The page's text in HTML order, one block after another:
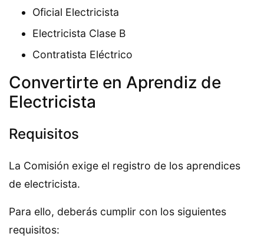
Oficial Electricista
Electricista Clase B
Contratista Eléctrico
Convertirte en Aprendiz de
Electricista
Requisitos
La Comisión exige el registro de los aprendices
de electricista.
Para ello, deberás cumplir con los siguientes
requisitos: